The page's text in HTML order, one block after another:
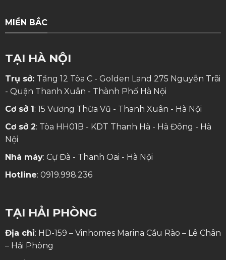
MIỀN BẮC
TẠI HÀ NỘI
Trụ sở: Tầng 12 Tòa C - Golden Land 275 Nguyễn Trãi
- Quận Thanh Xuân - Thành Phố Hà Nội
Cơ sở 1: 15 Vương Thừa Vũ - Thanh Xuân - Hà Nội
Cơ sở 2: Tòa HH01B - KDT Thanh Hà - Hà Đông - Hà
Nội
Nhà máy: Cự Đà - Thanh Oai - Hà Nội
Hotline: 0919.998.236
TẠI HẢI PHÒNG
Địa chỉ: HD-159 – Vinhomes Marina Cầu Rào – Lê Chân
– Hải Phòng